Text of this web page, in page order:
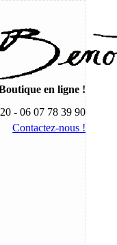
en ligne !
- 06 07 78 39 90
Contactez-nous !